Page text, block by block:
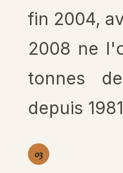
fin 2004,
2008 ne
tonnes
depuis
03